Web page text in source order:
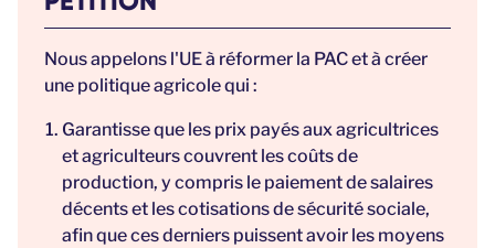
Nous appelons l'UE à réformer la PAC et à créer
une politique agricole qui :
Garantisse que les prix payés aux agricultrices
et agriculteurs couvrent les coûts de
production, y compris le paiement de salaires
décents et les cotisations de sécurité sociale,
afin que ces derniers puissent avoir les moyens